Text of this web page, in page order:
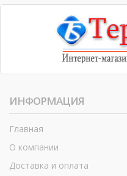
ИНФОРМАЦИЯ
Главная
О компании
Доставка и оплата